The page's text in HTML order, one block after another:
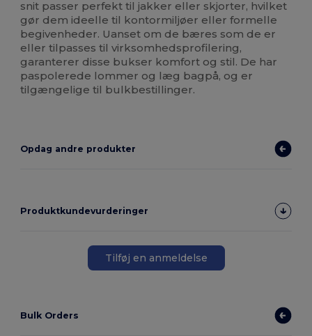
snit passer perfekt til jakker eller skjorter, hvilket
gør dem ideelle til kontormiljøer eller formelle
begivenheder. Uanset om de bæres som de er
eller tilpasses til virksomhedsprofilering,
garanterer disse bukser komfort og stil. De har
paspolerede lommer og læg bagpå, og er
tilgængelige til bulkbestillinger.
Opdag andre produkter
Produktkundevurderinger
Tilføj en anmeldelse
Bulk Orders